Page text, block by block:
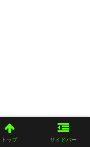
トップ サイドバー